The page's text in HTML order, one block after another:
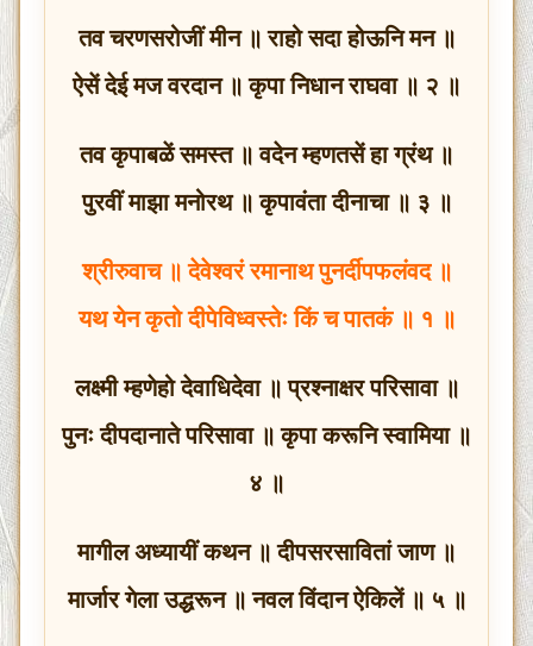
तव चरणसरोजीं मीन ॥ राहो सदा होऊनि मन ॥
ऐसें देई मज वरदान ॥ कृपा निधान राघवा ॥ २ ॥
तव कृपाबळें समस्त ॥ वदेन म्हणतसें हा ग्रंथ ॥
पुरवीं माझा मनोरथ ॥ कृपावंता दीनाचा ॥ ३ ॥
श्रीरुवाच ॥ देवेश्वरं रमानाथ पुनर्दीपफलंवद ॥
यथ येन कृतो दीपेविध्वस्तेः किं च पातकं ॥ १ ॥
लक्ष्मी म्हणेहो देवाधिदेवा ॥ प्रश्नाक्षर परिसावा ॥
पुनः दीपदानाते परिसावा ॥ कृपा करूनि स्वामिया ॥
४ ॥
मागील अध्यायीं कथन ॥ दीपसरसावितां जाण ॥
मार्जार गेला उद्धरून ॥ नवल विंदान ऐकिलें ॥ ५ ॥